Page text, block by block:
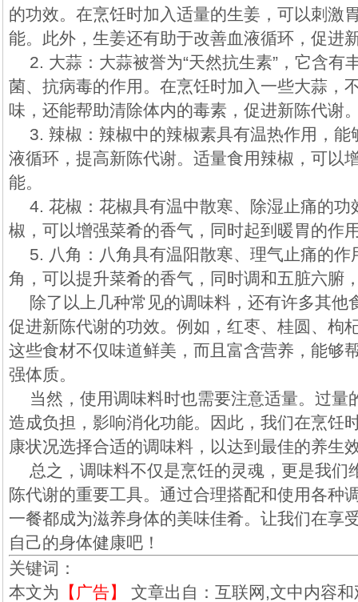
的功效。在烹饪时加入适量的生姜，可以刺激
能。此外，生姜还有助于改善血液循环，促进
2. 大蒜：大蒜被誉为“天然抗生素”，它含有
菌、抗病毒的作用。在烹饪时加入一些大蒜，
味，还能帮助清除体内的毒素，促进新陈代谢
3. 辣椒：辣椒中的辣椒素具有温热作用，能
液循环，提高新陈代谢。适量食用辣椒，可以
能。
4. 花椒：花椒具有温中散寒、除湿止痛的功
椒，可以增强菜肴的香气，同时起到暖胃的作
5. 八角：八角具有温阳散寒、理气止痛的作
角，可以提升菜肴的香气，同时调和五脏六腑
除了以上几种常见的调味料，还有许多其他
促进新陈代谢的功效。例如，红枣、桂圆、枸
这些食材不仅味道鲜美，而且富含营养，能够
强体质。
当然，使用调味料时也需要注意适量。过量
造成负担，影响消化功能。因此，我们在烹饪
康状况选择合适的调味料，以达到最佳的养生
总之，调味料不仅是烹饪的灵魂，更是我们
陈代谢的重要工具。通过合理搭配和使用各种
一餐都成为滋养身体的美味佳肴。让我们在享
自己的身体健康吧！
关键词：
本文为 【广告】
文章出自：互联网,文中内容